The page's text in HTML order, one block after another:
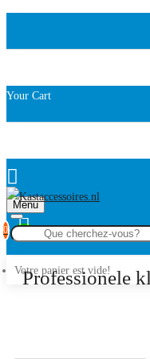
Your Cart
Menu
0
Votre panier est vide!
Professionele